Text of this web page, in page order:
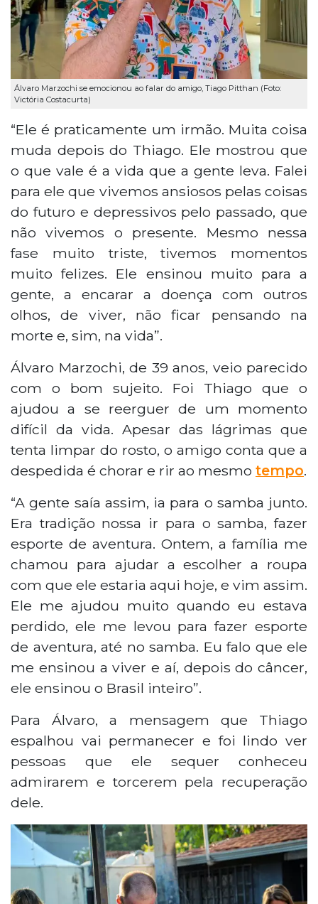
Álvaro Marzochi se emocionou ao falar do amigo, Tiago Pitthan (Foto:
Victória Costacurta)
“Ele é praticamente um irmão. Muita coisa
muda depois do Thiago. Ele mostrou que
o que vale é a vida que a gente leva. Falei
para ele que vivemos ansiosos pelas coisas
do futuro e depressivos pelo passado, que
não vivemos o presente. Mesmo nessa
fase muito triste, tivemos momentos
muito felizes. Ele ensinou muito para a
gente, a encarar a doença com outros
olhos, de viver, não ficar pensando na
morte e, sim, na vida”.
Álvaro Marzochi, de 39 anos, veio parecido
com o bom sujeito. Foi Thiago que o
ajudou a se reerguer de um momento
difícil da vida. Apesar das lágrimas que
tenta limpar do rosto, o amigo conta que a
despedida é chorar e rir ao mesmo tempo.
“A gente saía assim, ia para o samba junto.
Era tradição nossa ir para o samba, fazer
esporte de aventura. Ontem, a família me
chamou para ajudar a escolher a roupa
com que ele estaria aqui hoje, e vim assim.
Ele me ajudou muito quando eu estava
perdido, ele me levou para fazer esporte
de aventura, até no samba. Eu falo que ele
me ensinou a viver e aí, depois do câncer,
ele ensinou o Brasil inteiro”.
Para Álvaro, a mensagem que Thiago
espalhou vai permanecer e foi lindo ver
pessoas que ele sequer conheceu
admirarem e torcerem pela recuperação
dele.